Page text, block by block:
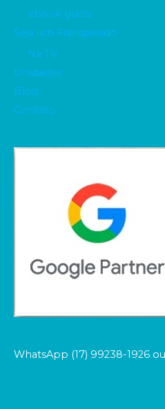
ebook grátis
Seja um Franqueado
Na TV
Unidades
Blog
Contato
WhatsApp (17) 99238-1926